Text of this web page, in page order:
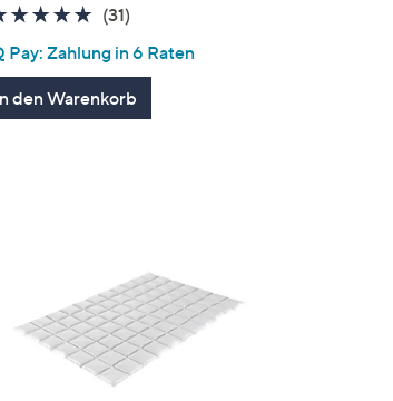
4.7
5
(31)
Pay: Zahlung in 6 Raten
den Warenkorb